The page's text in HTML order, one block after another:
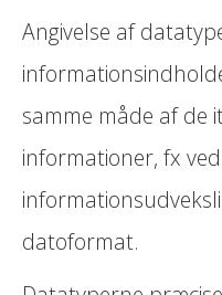
Angivelse af
samme måde af de
informationer, fx
datoformat.